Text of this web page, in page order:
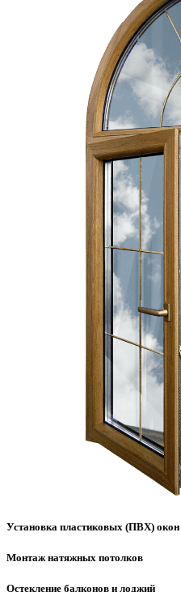
Установка пластиковых (ПВХ) окон
Монтаж натяжных потолков
Остекление балконов и лоджий